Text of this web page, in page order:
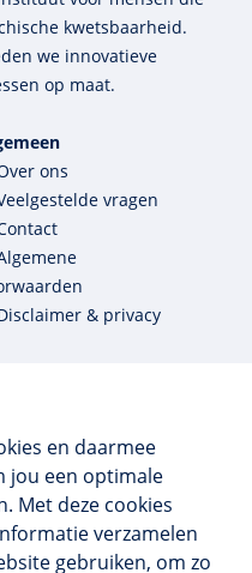
en daarmee
jou een optimale
Met deze cookies
verzamelen
gebruiken, om zo
kwets­baar­heid.
we innova­tieve
op maat.
ons
vragen
& privacy
opleidingen
in huis
geregistreerd
8,4